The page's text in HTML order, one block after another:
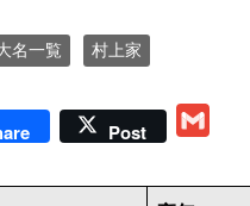
名一覧 村上家
Post
a